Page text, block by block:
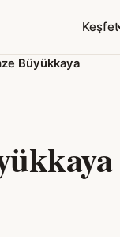
Keşfet
Büyükkaya